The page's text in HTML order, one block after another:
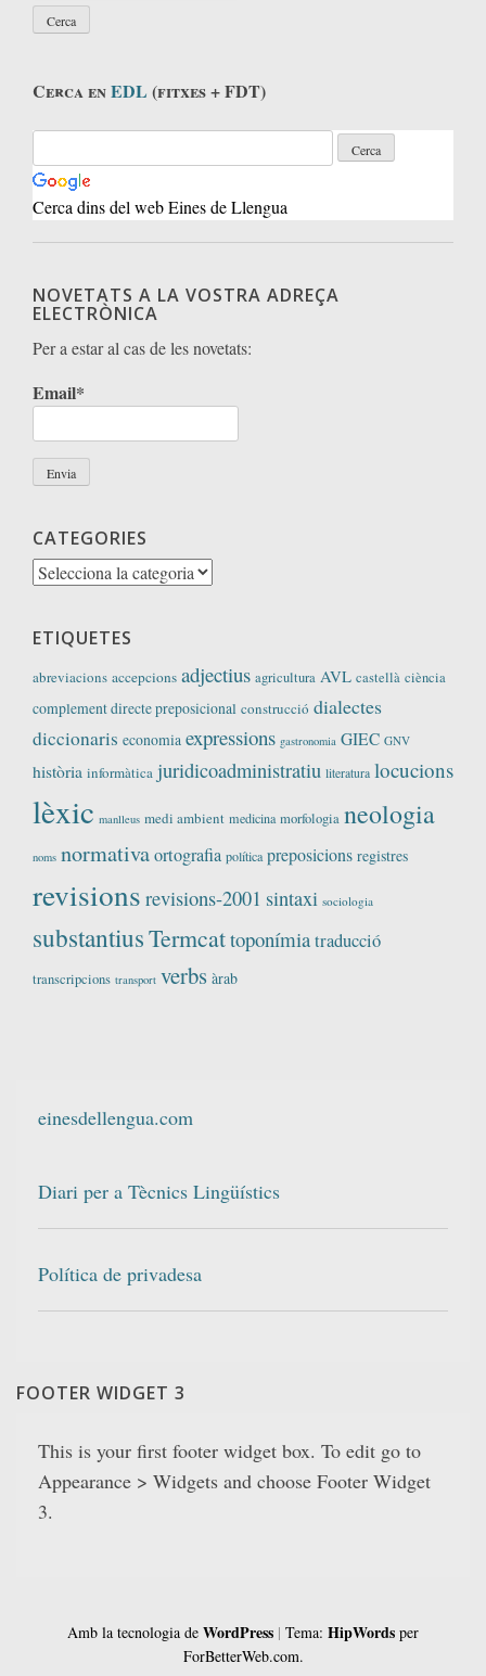
Cerca enEDL (fitxes + FDT)
Cerca dins del web Eines de Llengua
NOVETATS A LA VOSTRA ADREÇA
ELECTRÒNICA
Per a estar al cas de les novetats:
Email*
CATEGORIES
Categories
ETIQUETES
abreviacions accepcions adjectius agricultura AVL castellà ciència
complement directe preposicional construcció dialectes
diccionaris economia expressions gastronomia GIEC GNV
història informàtica juridicoadministratiu literatura locucions
lèxic manlleus medi ambient medicina morfologia neologia
noms normativaortografia política preposicions registres
revisions revisions-2001 sintaxi sociologia
substantiusTermcattoponímiatraducció
transcripcions transport verbs àrab
einesdellengua.com
Diari per a Tècnics Lingüístics
Política de privadesa
FOOTER WIDGET 3
This is your first footer widget box. To edit go to
Appearance > Widgets and choose Footer Widget
3.
Amb la tecnologia de WordPress | Tema: HipWords per
ForBetterWeb.com.